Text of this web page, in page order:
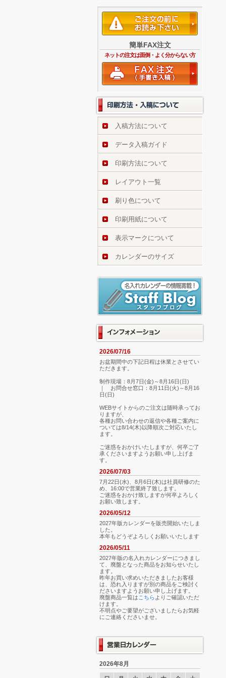
簡単FAX注文
ネットの注文は面倒・よく分からない方
入稿方法について
データ入稿ガイド
印刷方法について
レイアウト一覧
刷り色について
印刷用紙について
表示マークについて
カレンダーのサイズ
2026/07/16
お盆期間中の下記日程は休業とさせてい
ただきます。
制作現場：8月7日(金)～8月16日(日)
｜ お問合せ窓口：8月11日(火)～8月16
日(日)
WEBサイトからのご注文は随時承ってお
りますが、
各種お問い合わせの返信や各種ご案内に
ついては8/14(木)以降順次ご対応いたし
ます。
ご迷惑をおかけいたしますが、何卒ご了
承くださいますようお願い申し上げま
す。
2026/07/03
7月22日(水)、8月6日(木)は社員研修のた
め、16:00で営業終了致します。
ご迷惑をおかけ致しますが何卒よろしく
お願い致します。
2026/05/12
2027年版カレンダーを販売開始いたしま
した。
本年もどうぞよろしくお願いいたします
2026/05/11
2027年版の名入れカレンダーにつきまし
て、廃盤となった商品をお知らせいたし
ます。
昨年お買い求めいただきましたお客様
は、恐れ入りますが別の商品をご検討く
ださいますようお願い申し上げます。
廃盤商品一覧は こちら よりご確認いただ
けます。
不明点やご要望がございましたらお気軽
にご連絡くださいませ。
2026年8月